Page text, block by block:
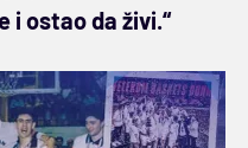
i ostao da živi.“